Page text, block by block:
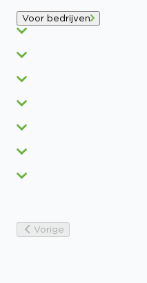
Voor bedrijven
Vorige